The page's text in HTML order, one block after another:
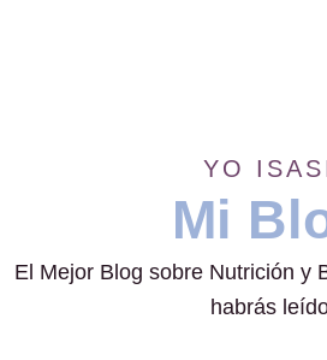
YO
Mi
El Mejor Blog sobre Nutrición y
habrás